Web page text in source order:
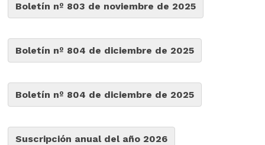
Boletín nº 803 de noviembre de 2025
Boletín nº 804 de diciembre de 2025
Boletín nº 804 de diciembre de 2025
Suscripción anual del año 2026